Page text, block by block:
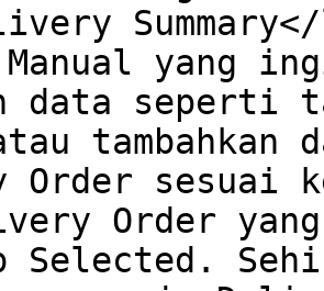
Manual
data seperti
tambahkan
Order sesuai
Order
Selected.